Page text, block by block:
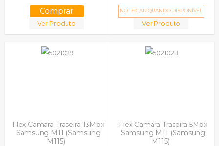
Ver Produto
NOTIFICAR QUANDO DISPONÍVEL
Ver Produto
Flex Camara Traseira 13Mpx
Samsung M11 (Samsung
M115)
Flex Camara Traseira 5Mpx
Samsung M11 (Samsung
M115)